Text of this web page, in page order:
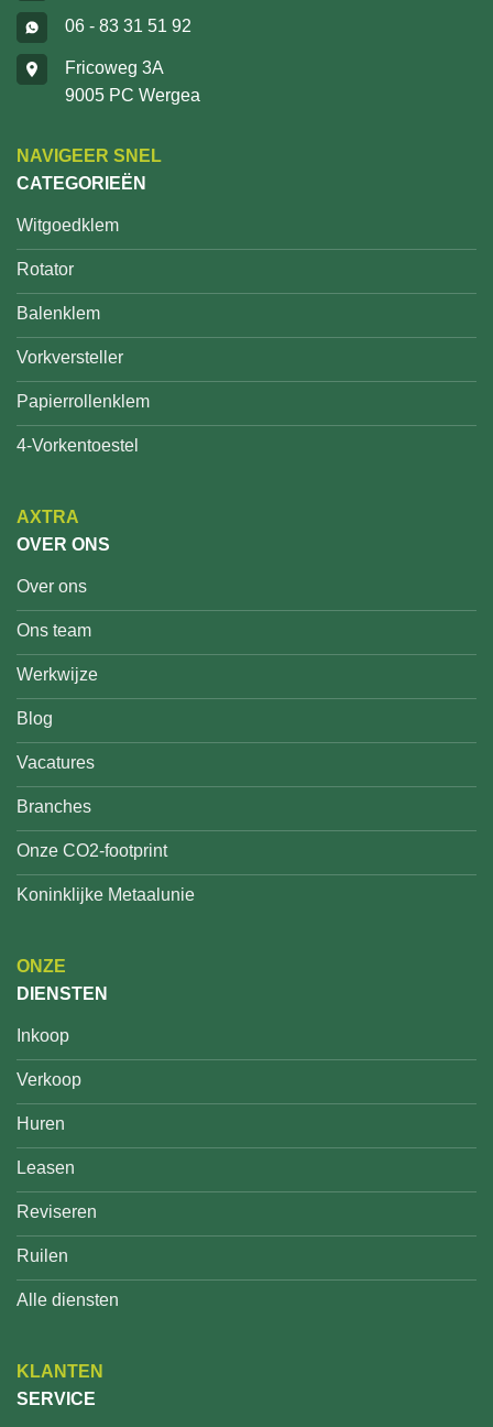
06 - 83 31 51 92
Fricoweg 3A
9005 PC Wergea
NAVIGEER SNEL
CATEGORIEËN
Witgoedklem
Rotator
Balenklem
Vorkversteller
Papierrollenklem
4-Vorkentoestel
AXTRA
OVER ONS
Over ons
Ons team
Werkwijze
Blog
Vacatures
Branches
Onze CO2-footprint
Koninklijke Metaalunie
ONZE
DIENSTEN
Inkoop
Verkoop
Huren
Leasen
Reviseren
Ruilen
Alle diensten
KLANTEN
SERVICE